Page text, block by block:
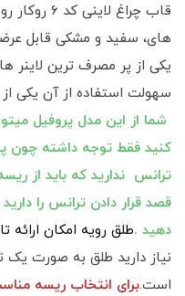
یکی از پر مصرف ترین لاینر
سهولت استفاده از آن یکی
شما از این مدل پروفیل
کنید فقط توجه داشته چون
قصد قرار دادن ترانس را
دهید .طلق رویه امکان ارائه تا رول ۵۰ متری
نیاز دارید طلق به صورت یک
است.برای انتخاب ریسه